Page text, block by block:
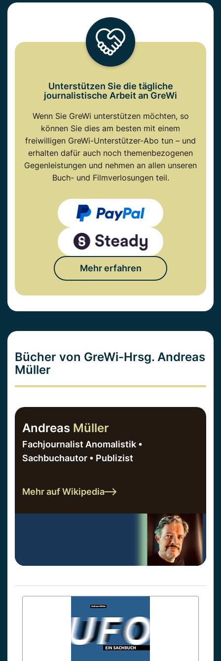
Unterstützen Sie die tägliche
journalistische Arbeit an GreWi
Wenn Sie GreWi unterstützen möchten, so
können Sie dies am besten mit einem
freiwilligen GreWi-Unterstützer-Abo tun – und
erhalten dafür auch noch themenbezogenen
Gegenleistungen und nehmen an allen unseren
Buch- und Filmverlosungen teil.
Mehr erfahren
Bücher von GreWi-Hrsg. Andreas
Müller
Andreas Müller
Fachjournalist Anomalistik •
Sachbuchautor • Publizist
Mehr auf Wikipedia